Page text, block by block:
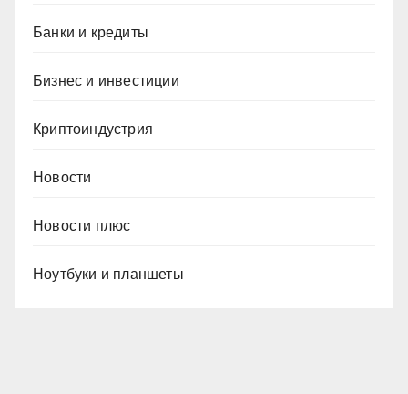
Банки и кредиты
Бизнес и инвестиции
Криптоиндустрия
Новости
Новости плюс
Ноутбуки и планшеты